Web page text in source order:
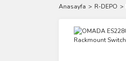
Anasayfa R-DEPO